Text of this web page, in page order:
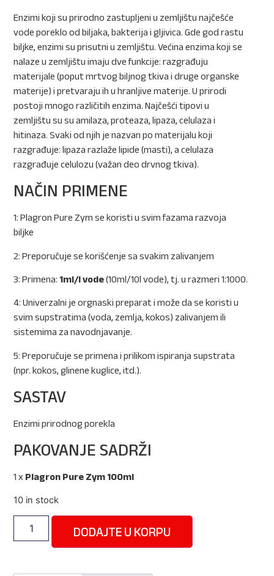
Enzimi koji su prirodno zastupljeni u zemljištu najčešće
vode poreklo od biljaka, bakterija i gljivica.Gde god rastu
biljke, enzimi su prisutni u zemljištu.Većina enzima koji se
nalaze u zemljištu imaju dve funkcije: razgrađuju
materijale (poput mrtvog biljnog tkiva i druge organske
materije) i pretvaraju ih u hranljive materije. U prirodi
postoji mnogo različitih enzima. Najčešći tipovi u
zemljištu susu amilaza, proteaza, lipaza, celulaza i
hitinaza. Svaki od njih je nazvan po materijalu koji
razgrađuje: lipaza razlaže lipide (masti), a celulaza
razgrađuje celulozu (važan deo drvnog tkiva).
NAČIN PRIMENE
1: Plagron Pure Zym se koristi u svim fazama razvoja
biljke
2: Preporučuje se korišćenje sa svakim zalivanjem
3: Primena: 1ml/l vode(10ml/10l vode), tj. u razmeri 1:1000.
4: Univerzalni je orgnaski preparat i može da se koristi u
svim supstratima (voda, zemlja, kokos) zalivanjem ili
sistemima za navodnjavanje.
5: Preporučuje se primena i prilikom ispiranja supstrata
(npr. kokos, glinene kuglice, itd.).
SASTAV
Enzimi prirodnog porekla
PAKOVANJE SADRŽI
1 x Plagron Pure Zym 100ml
10 in stock
DODAJTE U KORPU